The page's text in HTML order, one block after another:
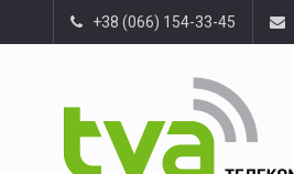
+38 (066) 154-33-45